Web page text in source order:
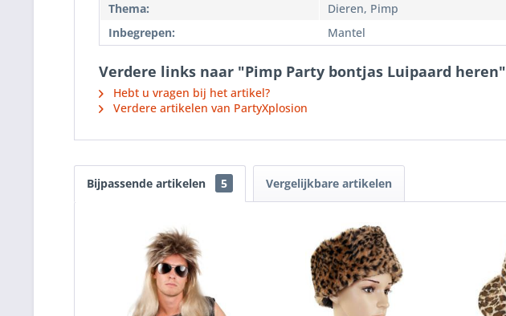
Thema:
Dieren, Pimp
Inbegrepen:
Mantel
Verdere links naar "Pimp Party bontjas Luipaard heren"
Hebt u vragen bij het artikel?
Verdere artikelen van PartyXplosion
Bijpassende artikelen 5 Vergelijkbare artikelen